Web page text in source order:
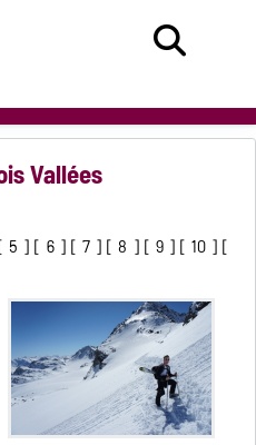
Vallées
5 ] [ 6 ] [ 7 ] [ 8 ] [ 9 ] [ 10 ] [